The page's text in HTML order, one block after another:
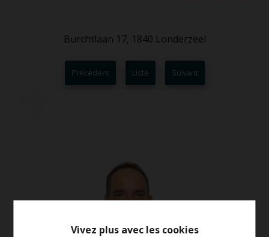
Vivez plus avec les cookies
Burchtlaan 17, 1840 Londerzeel
Précédent Liste Suivant